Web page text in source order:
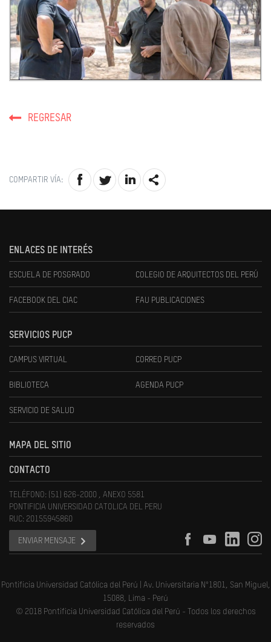
REGRESAR
COMPARTIR VÍA:
ENLACES DE INTERÉS
ESCUELA DE POSGRADO COLEGIO DE ARQUITECTOS DEL PERÚ
FACEBOOK DEL CIAC FAU PUBLICACIONES
SERVICIOS PUCP
CAMPUS VIRTUAL CORREO PUCP
BIBLIOTECA AGENDA PUCP
SERVICIO DE SALUD
MAPA DEL SITIO
CONTACTO
TELÉFONO: (51) 626-2000 , ANEXO 5581
PONTIFICIA UNIVERSIDAD CATOLICA DEL PERU
RUC: 20155945860
ENVIAR MENSAJE
Pontificia Universidad Católica del Perú | Av. Universitaria N°1801, San Miguel,
15088, Lima - Perú
© 2018 Pontificia Universidad Católica del Perú - Todos los derechos
reservados